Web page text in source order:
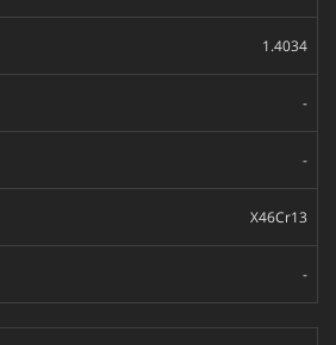
1.4034
-
-
X46Cr13
-